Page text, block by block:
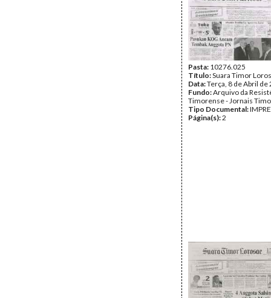
Pasta: 10276.025
Título:Suara Timor
Data:Terça, 8 de Abril de
Fundo:Arquivo da
Timorense - Jornais
Tipo Documental:
Página(s):2